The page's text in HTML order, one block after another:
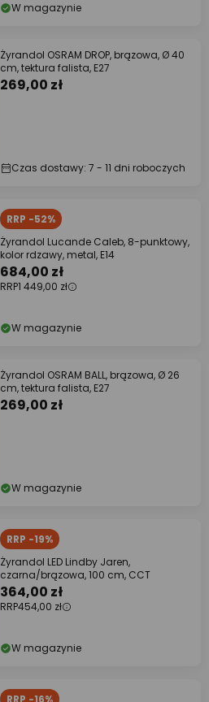
W magazynie
Żyrandol OSRAM DROP, brązowa, Ø 40
cm, tektura falista, E27
269,00 zł
Czas dostawy: 7 - 11 dni roboczych
RRP -52%
Żyrandol Lucande Caleb, 8-punktowy,
kolor rdzawy, metal, E14
684,00 zł
RRP1 449,00 zł
W magazynie
Żyrandol OSRAM BALL, brązowa, Ø 26
cm, tektura falista, E27
269,00 zł
W magazynie
RRP -19%
Żyrandol LED Lindby Jaren,
czarna/brązowa, 100 cm, CCT
364,00 zł
RRP454,00 zł
W magazynie
RRP -16%